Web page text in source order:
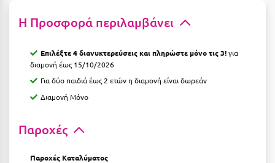
Θεσσαλονίκη
Ιεράπετρα
Ικαρία
Η Προσφορά περιλαμβάνει
Επιλέξτε 4 διανυκτερεύσεις και πληρώστε μόνο τις 3!για
διαμονή έως 15/10/2026
Για δύο παιδιά έως 2 ετών η διαμονή είναι δωρεάν
Διαμονή Μόνο
Παροχές
Παροχές Καταλύματος